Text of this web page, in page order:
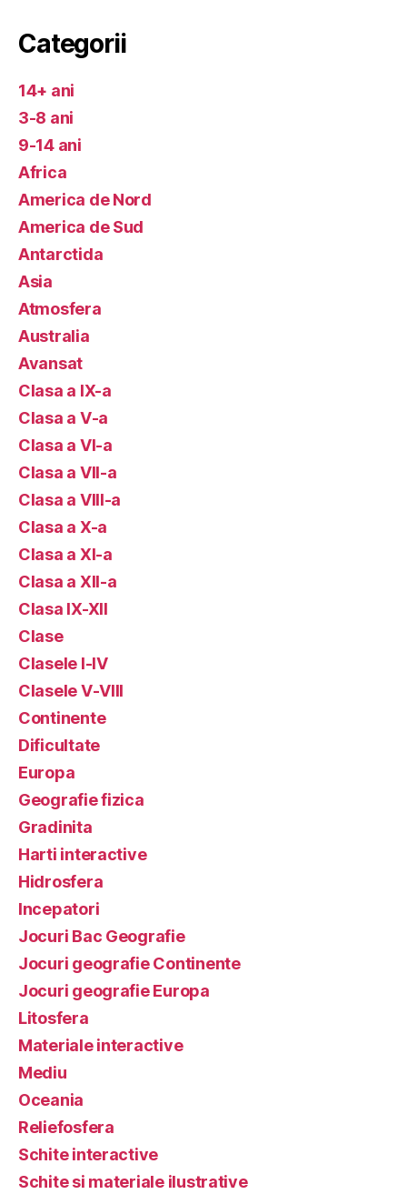
Categorii
14+ ani
3-8 ani
9-14 ani
Africa
America de Nord
America de Sud
Antarctida
Asia
Atmosfera
Australia
Avansat
Clasa a IX-a
Clasa a V-a
Clasa a VI-a
Clasa a VII-a
Clasa a VIII-a
Clasa a X-a
Clasa a XI-a
Clasa a XII-a
Clasa IX-XII
Clase
Clasele I-IV
Clasele V-VIII
Continente
Dificultate
Europa
Geografie fizica
Gradinita
Harti interactive
Hidrosfera
Incepatori
Jocuri Bac Geografie
Jocuri geografie Continente
Jocuri geografie Europa
Litosfera
Materiale interactive
Mediu
Oceania
Reliefosfera
Schite interactive
Schite si materiale ilustrative